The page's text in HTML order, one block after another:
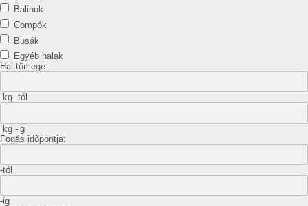
Balinok
Compók
Busák
Egyéb halak
Hal tömege:
kg -tól
kg -ig
Fogás időpontja:
-tól
-ig